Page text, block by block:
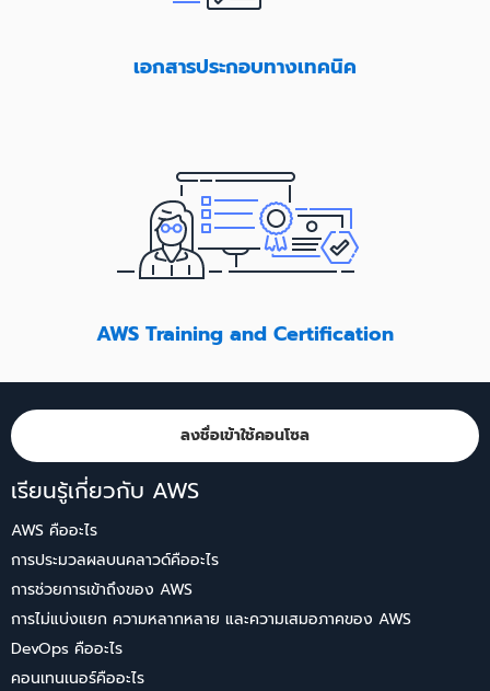
เอกสารประกอบทางเทคนิค
AWS Training and Certification
ลงชื่อเข้าใช้คอนโซล
เรียนรู้เกี่ยวกับ AWS
AWS คืออะไร
การประมวลผลบนคลาวด์คืออะไร
การช่วยการเข้าถึงของ AWS
การไม่แบ่งแยก ความหลากหลาย และความเสมอภาคของ AWS
DevOps คืออะไร
คอนเทนเนอร์คืออะไร